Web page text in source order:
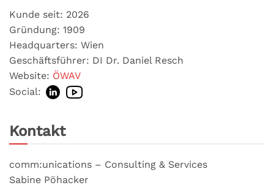
Kunde seit: 2026
Gründung: 1909
Headquarters: Wien
Geschäftsführer: DI Dr. Daniel Resch
Website: ÖWAV
Social:
Kontakt
comm:unications – Consulting & Services
Sabine Pöhacker